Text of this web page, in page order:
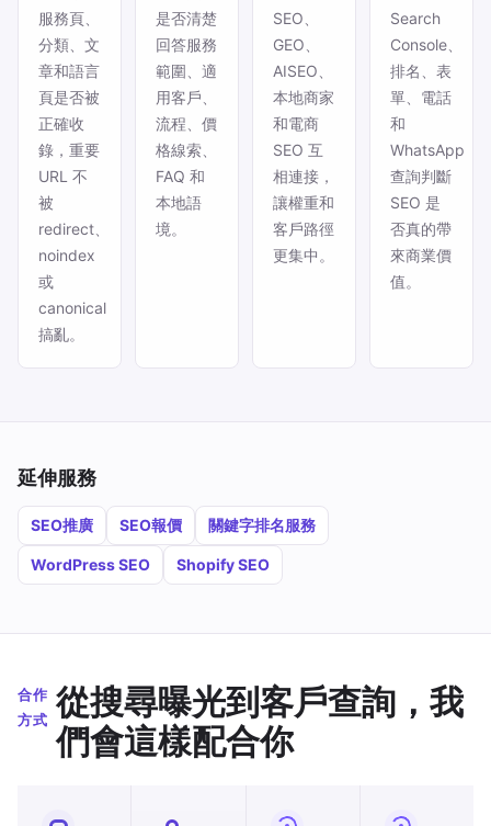
服務頁、
分類、文
章和語言
頁是否被
正確收
錄，重要
URL 不
被
redirect、
noindex
或
canonical
搞亂。
是否清楚
回答服務
範圍、適
用客戶、
流程、價
格線索、
FAQ 和
本地語
境。
SEO、
GEO、
AISEO、
本地商家
和電商
SEO 互
相連接，
讓權重和
客戶路徑
更集中。
Search
Console、
排名、表
單、電話
和
WhatsApp
查詢判斷
SEO 是
否真的帶
來商業價
值。
延伸服務
SEO推廣 SEO報價 關鍵字排名服務
WordPress SEO Shopify SEO
合作
方式 從搜尋曝光到客戶查詢，我
們會這樣配合你